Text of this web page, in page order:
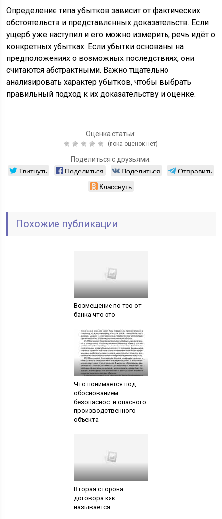
Определение типа убытков зависит от фактических
обстоятельств и представленных доказательств. Если
ущерб уже наступил и его можно измерить, речь идёт о
конкретных убытках. Если убытки основаны на
предположениях о возможных последствиях, они
считаются абстрактными. Важно тщательно
анализировать характер убытков, чтобы выбрать
правильный подход к их доказательству и оценке.
Оценка статьи:
(пока оценок нет)
Поделиться с друзьями:
Твитнуть Поделиться Поделиться
Отправить
Класснуть
Похожие публикации
Возмещение по тсо от
банка что это
Что понимается под
обоснованием
безопасности опасного
производственного
объекта
Вторая сторона
договора как
называется